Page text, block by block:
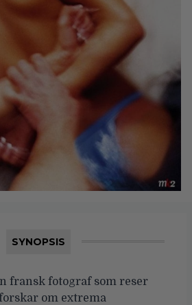
SYNOPSIS
fransk fotograf som reser
om extrema